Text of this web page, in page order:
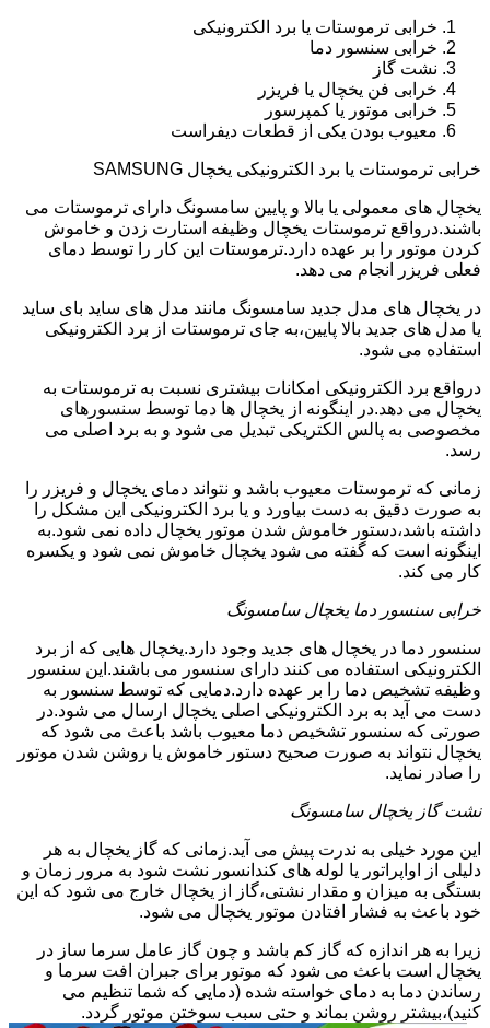
خرابی ترموستات یا برد الکترونیکی
خرابی سنسور دما
نشت گاز
خرابی فن یخچال یا فریزر
خرابی موتور یا کمپرسور
معیوب بودن یکی از قطعات دیفراست
خرابی ترموستات یا برد الکترونیکی یخچال SAMSUNG
یخچال های معمولی یا بالا و پایین سامسونگ دارای ترموستات می
باشند.درواقع ترموستات یخچال وظیفه استارت زدن و خاموش
کردن موتور را بر عهده دارد.ترموستات این کار را توسط دمای
فعلی فریزر انجام می دهد.
در یخچال های مدل جدید سامسونگ مانند مدل های ساید بای ساید
یا مدل های جدید بالا پایین،به جای ترموستات از برد الکترونیکی
استفاده می شود.
درواقع برد الکترونیکی امکانات بیشتری نسبت به ترموستات به
یخچال می دهد.در اینگونه از یخچال ها دما توسط سنسورهای
مخصوصی به پالس الکتریکی تبدیل می شود و به برد اصلی می
رسد.
زمانی که ترموستات معیوب باشد و نتواند دمای یخچال و فریزر را
به صورت دقیق به دست بیاورد و یا برد الکترونیکی این مشکل را
داشته باشد،دستور خاموش شدن موتور یخچال داده نمی شود.به
اینگونه است که گفته می شود یخچال خاموش نمی شود و یکسره
کار می کند.
خرابی سنسور دما یخچال سامسونگ
سنسور دما در یخچال های جدید وجود دارد.یخچال هایی که از برد
الکترونیکی استفاده می کنند دارای سنسور می باشند.این سنسور
وظیفه تشخیص دما را بر عهده دارد.دمایی که توسط سنسور به
دست می آید به برد الکترونیکی اصلی یخچال ارسال می شود.در
صورتی که سنسور تشخیص دما معیوب باشد باعث می شود که
یخچال نتواند به صورت صحیح دستور خاموش یا روشن شدن موتور
را صادر نماید.
نشت گاز یخچال سامسونگ
این مورد خیلی به ندرت پیش می آید.زمانی که گاز یخچال به هر
دلیلی از اواپراتور یا لوله های کندانسور نشت شود به مرور زمان و
بستگی به میزان و مقدار نشتی،گاز از یخچال خارج می شود که این
خود باعث به فشار افتادن موتور یخچال می شود.
زیرا به هر اندازه که گاز کم باشد و چون گاز عامل سرما ساز در
یخچال است باعث می شود که موتور برای جبران افت سرما و
رساندن دما به دمای خواسته شده (دمایی که شما تنظیم می
کنید)،بیشتر روشن بماند و حتی سبب سوختن موتور گردد.